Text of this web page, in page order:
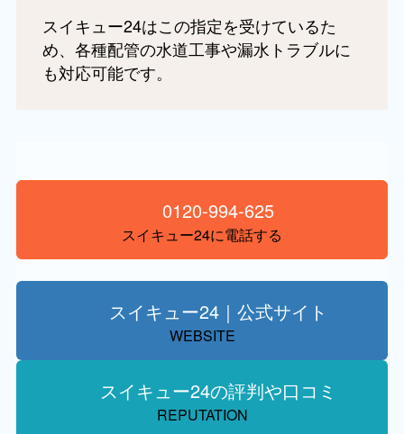
スイキュー24はこの指定を受けているた
め、各種配管の水道工事や漏水トラブルに
も対応可能です。
0120-994-625
スイキュー24に電話する
スイキュー24｜公式サイト
WEBSITE
スイキュー24の評判や口コミ
REPUTATION